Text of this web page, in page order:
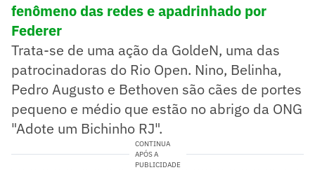
fenômeno das redes e apadrinhado por
Federer
Trata-se de uma ação da GoldeN, uma das
patrocinadoras do Rio Open. Nino, Belinha,
Pedro Augusto e Bethoven são cães de portes
pequeno e médio que estão no abrigo da ONG
"Adote um Bichinho RJ".
CONTINUA
APÓS A
PUBLICIDADE